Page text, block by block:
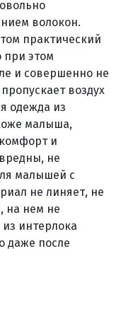
волокон.
практический
при этом
и совершенно не
воздух
одежда из
малыша,
и
не
малышей с
не линяет, не
на нем не
интерлока
даже после